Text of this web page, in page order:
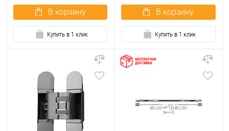
В корзину
Купить в 1 клик
В корзину
Купить в 1 клик